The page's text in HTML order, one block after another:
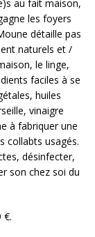
au fait maison,
les foyers
détaille pas
naturels et /
le linge,
faciles à se
huiles
vinaigre
à fabriquer une
collabts usagés.
désinfecter,
son chez soi du
€.